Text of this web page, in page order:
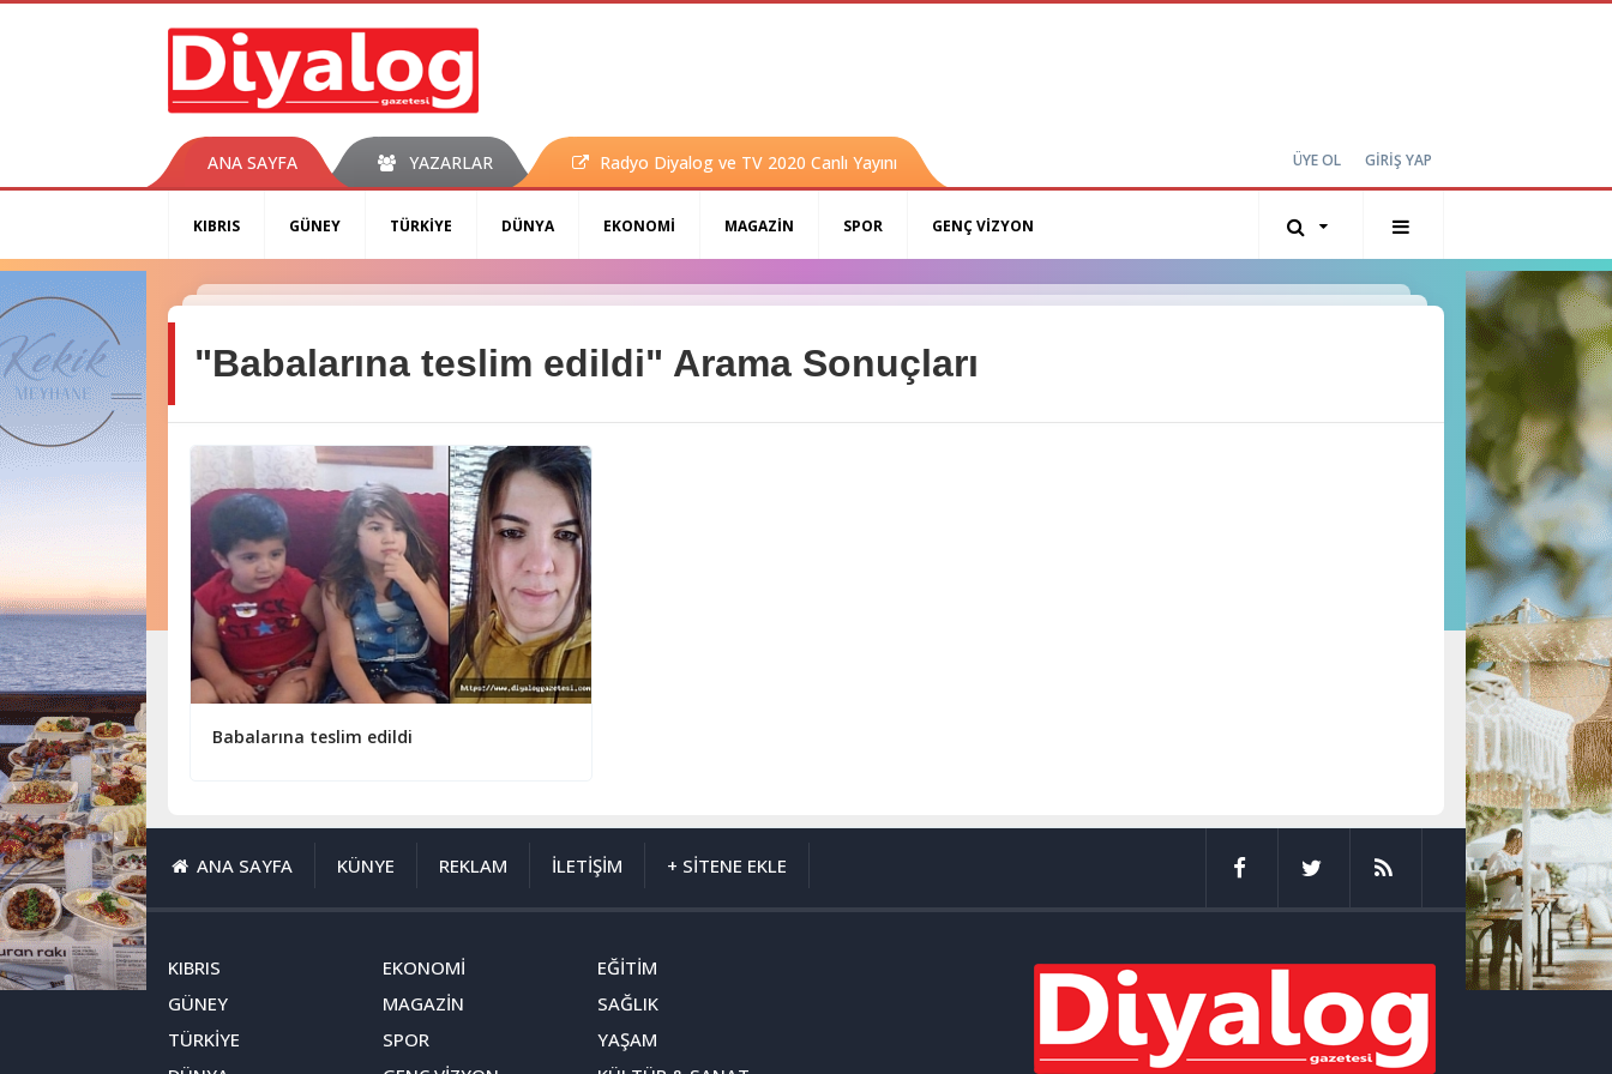
ANA SAYFA YAZARLAR Radyo Diyalog ve TV 2020 Canlı Yayını ÜYE OL GİRİŞ YAP
KIBRIS GÜNEY TÜRKİYE DÜNYA EKONOMİ MAGAZİN SPOR GENÇ VİZYON
"Babalarına teslim edildi" Arama Sonuçları
Babalarına teslim edildi
ANA SAYFA KÜNYE REKLAM İLETİŞİM + SİTENE EKLE
KIBRIS
GÜNEY
TÜRKİYE
EKONOMİ
MAGAZİN
SPOR
EĞİTİM
SAĞLIK
YAŞAM